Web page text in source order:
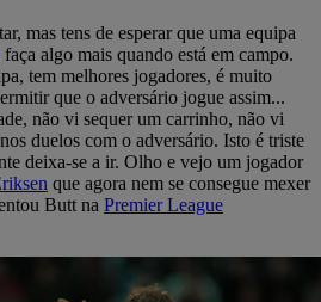
mas tens de esperar que uma equipa
faça algo mais quando está em campo.
tem melhores jogadores, é muito
que o adversário jogue assim...
não vi sequer um carrinho, não vi
duelos com o adversário. Isto é triste
deixa-se a ir. Olho e vejo um jogador
que agora nem se consegue mexer
Butt na Premier League